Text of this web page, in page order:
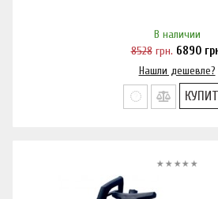
В наличии
8528грн. 6890
Нашли дешевле?